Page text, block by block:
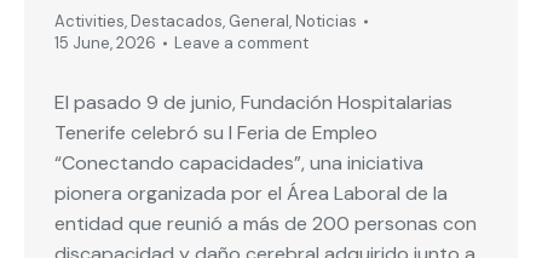
Activities, Destacados, General, Noticias
15 June, 2026
Leave a comment
El pasado 9 de junio, Fundación Hospitalarias
Tenerife celebró su I Feria de Empleo
“Conectando capacidades”, una iniciativa
pionera organizada por el Área Laboral de la
entidad que reunió a más de 200 personas con